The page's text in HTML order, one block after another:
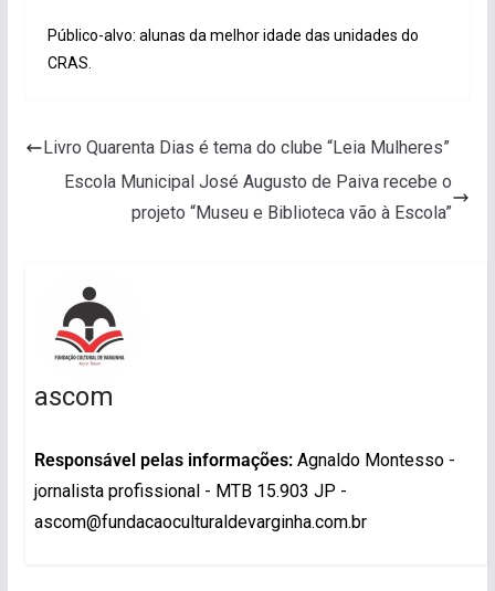
Público-alvo: alunas da melhor idade das unidades do
CRAS.
Livro Quarenta Dias é tema do clube “Leia Mulheres”
Escola Municipal José Augusto de Paiva recebe o
projeto “Museu e Biblioteca vão à Escola”
ascom
Responsável pelas informações:Agnaldo Montesso -
jornalista profissional - MTB 15.903 JP -
ascom@fundacaoculturaldevarginha.com.br